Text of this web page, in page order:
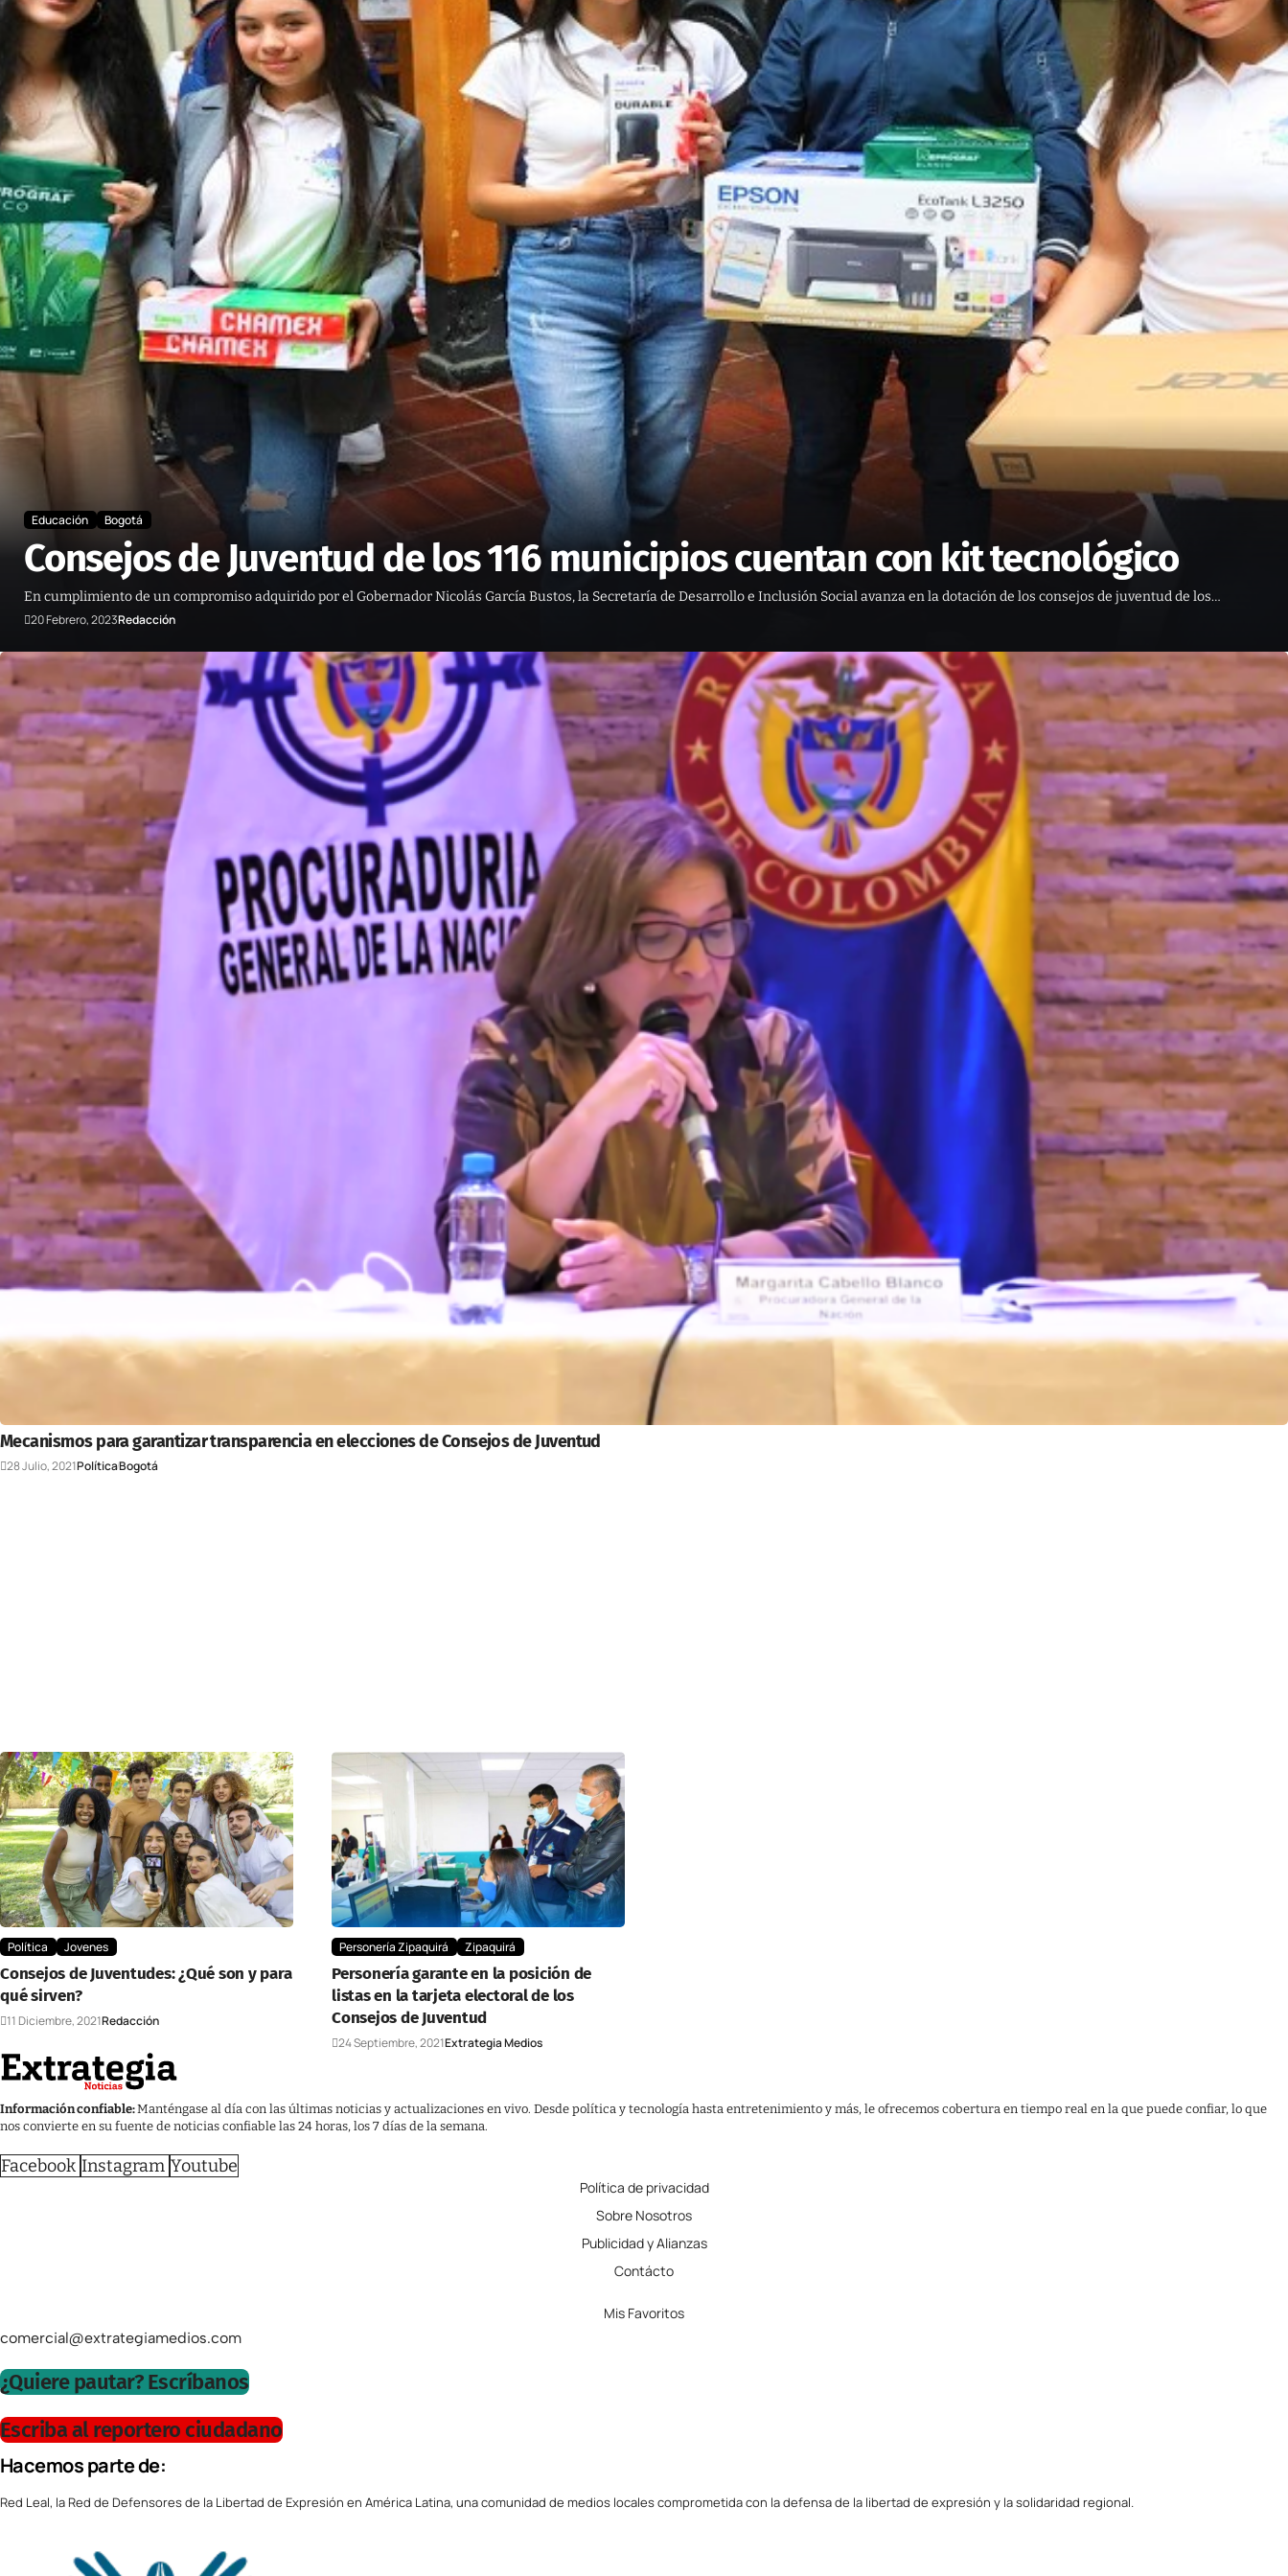
Educación Bogotá
Consejos de Juventud de los 116 municipios cuentan con kit tecnológico
En cumplimiento de un compromiso adquirido por el Gobernador Nicolás García Bustos, la Secretaría de Desarrollo e Inclusión Social avanza en la dotación de los consejos de juventud de los…
20 Febrero, 2023Redacción
Mecanismos para garantizar transparencia en elecciones de Consejos de Juventud
28 Julio, 2021PolíticaBogotá
Política Jovenes
Consejos de Juventudes: ¿Qué son y para
qué sirven?
11 Diciembre, 2021Redacción
Personería Zipaquirá Zipaquirá
Personería garante en la posición de
listas en la tarjeta electoral de los
Consejos de Juventud
24 Septiembre, 2021Extrategia Medios
Información confiable:Manténgase al día con las últimas noticias y actualizaciones en vivo. Desde política y tecnología hasta entretenimiento y más, le ofrecemos cobertura en tiempo real en la que puede confiar, lo que
nos convierte en su fuente de noticias confiable las 24 horas, los 7 días de la semana.
Facebook Instagram Youtube
Política de privacidad
Sobre Nosotros
Publicidad y Alianzas
Contácto
Mis Favoritos
comercial@extrategiamedios.com
¿Quiere pautar? Escríbanos
Escriba al reportero ciudadano
Hacemos parte de:
Red Leal, la Red de Defensores de la Libertad de Expresión en América Latina, una comunidad de medios locales comprometida con la defensa de la libertad de expresión y la solidaridad regional.